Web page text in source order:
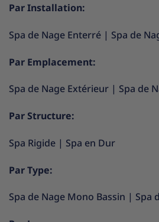
Par Installation:
Spa de Nage Enterré | Spa de
Par Emplacement:
Spa de Nage Extérieur | Spa de
Par Structure:
Spa Rigide | Spa en Dur
Par Type:
Spa de Nage Mono Bassin | Spa